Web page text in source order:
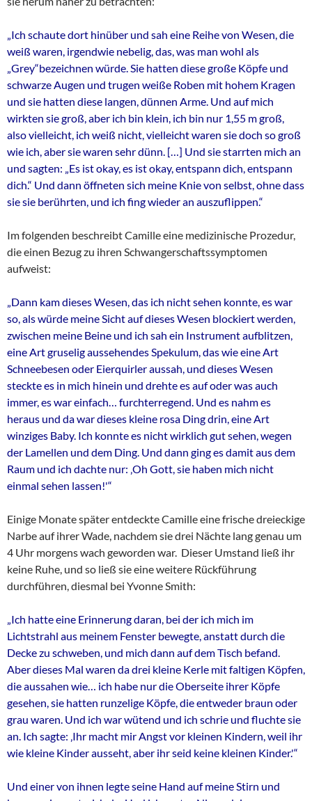
„Ich schaute dort hinüber und sah eine Reihe von Wesen, die
weiß waren, irgendwie nebelig, das, was man wohl als
„Grey“bezeichnen würde. Sie hatten diese große Köpfe und
schwarze Augen und trugen weiße Roben mit hohem Kragen
und sie hatten diese langen, dünnen Arme. Und auf mich
wirkten sie groß, aber ich bin klein, ich bin nur 1,55 m groß,
also vielleicht, ich weiß nicht, vielleicht waren sie doch so groß
wie ich, aber sie waren sehr dünn. […] Und sie starrten mich an
und sagten: „Es ist okay, es ist okay, entspann dich, entspann
dich.“ Und dann öffneten sich meine Knie von selbst, ohne dass
sie sie berührten, und ich fing wieder an auszuflippen.“
Im folgenden beschreibt Camille eine medizinische Prozedur,
die einen Bezug zu ihren Schwangerschaftssymptomen
aufweist:
„Dann kam dieses Wesen, das ich nicht sehen konnte, es war
so, als würde meine Sicht auf dieses Wesen blockiert werden,
zwischen meine Beine und ich sah ein Instrument aufblitzen,
eine Art gruselig aussehendes Spekulum, das wie eine Art
Schneebesen oder Eierquirler aussah, und dieses Wesen
steckte es in mich hinein und drehte es auf oder was auch
immer, es war einfach… furchterregend. Und es nahm es
heraus und da war dieses kleine rosa Ding drin, eine Art
winziges Baby. Ich konnte es nicht wirklich gut sehen, wegen
der Lamellen und dem Ding. Und dann ging es damit aus dem
Raum und ich dachte nur: ‚Oh Gott, sie haben mich nicht
einmal sehen lassen!'“
Einige Monate später entdeckte Camille eine frische dreieckige
Narbe auf ihrer Wade, nachdem sie drei Nächte lang genau um
4 Uhr morgens wach geworden war. Dieser Umstand ließ ihr
keine Ruhe, und so ließ sie eine weitere Rückführung
durchführen, diesmal bei Yvonne Smith:
„Ich hatte eine Erinnerung daran, bei der ich mich im
Lichtstrahl aus meinem Fenster bewegte, anstatt durch die
Decke zu schweben, und mich dann auf dem Tisch befand.
Aber dieses Mal waren da drei kleine Kerle mit faltigen Köpfen,
die aussahen wie… ich habe nur die Oberseite ihrer Köpfe
gesehen, sie hatten runzelige Köpfe, die entweder braun oder
grau waren. Und ich war wütend und ich schrie und fluchte sie
an. Ich sagte: ‚Ihr macht mir Angst vor kleinen Kindern, weil ihr
wie kleine Kinder ausseht, aber ihr seid keine kleinen Kinder.'“
Und einer von ihnen legte seine Hand auf meine Stirn und